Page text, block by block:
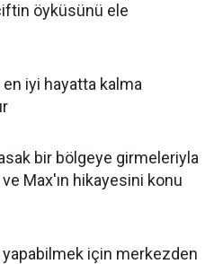
öyküsünü ele
iyi hayatta kalma
bir bölgeye girmeleriyla
Max'ın hikayesini konu
için merkezden